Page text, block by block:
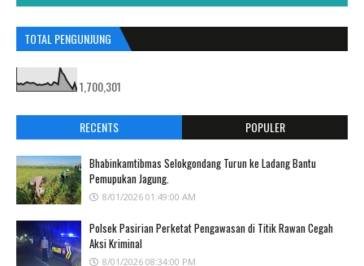
TOTAL PENGUNJUNG
1,700,301
RECENTS POPULER
Bhabinkamtibmas Selokgondang Turun ke Ladang Bantu
Pemupukan Jagung.
8/01/2026 01:49:00 AM
Polsek Pasirian Perketat Pengawasan di Titik Rawan Cegah
Aksi Kriminal
8/01/2026 08:34:00 PM